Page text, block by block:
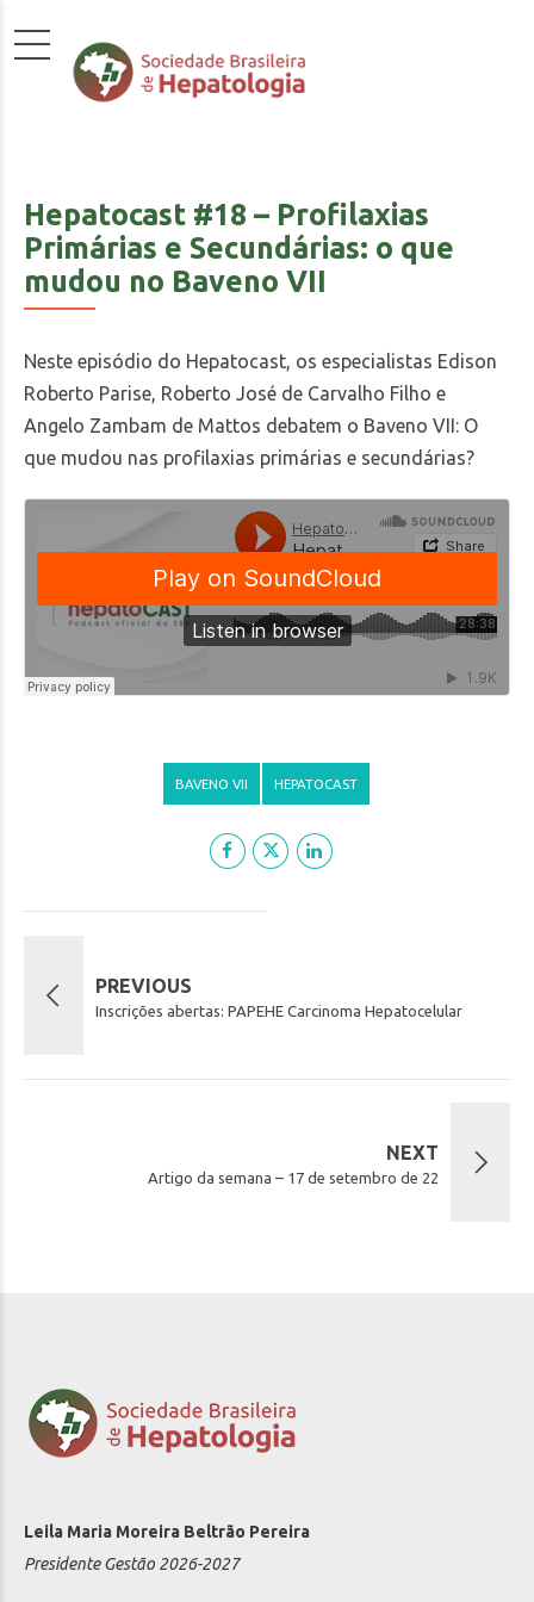
Hepatocast #18 – Profilaxias
Primárias e Secundárias: o que
mudou no Baveno VII
Neste episódio do Hepatocast, os especialistas Edison
Roberto Parise, Roberto José de Carvalho Filho e
Angelo Zambam de Mattos debatem o Baveno VII: O
que mudou nas profilaxias primárias e secundárias?
BAVENO VII HEPATOCAST
PREVIOUS
Inscrições abertas: PAPEHE Carcinoma Hepatocelular
NEXT
Artigo da semana – 17 de setembro de 22
Leila Maria Moreira Beltrão Pereira
Presidente Gestão 2026-2027